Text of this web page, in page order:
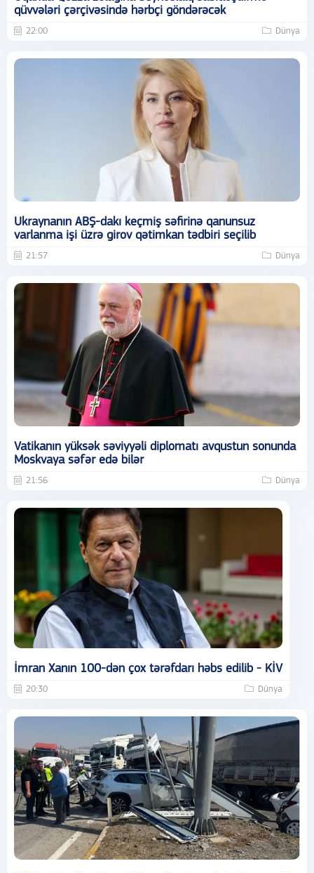
qüvvələri çərçivəsində hərbçi göndərəcək
22:00 Dünya
Ukraynanın ABŞ-dakı keçmiş səfirinə qanunsuz
varlanma işi üzrə girov qətimkan tədbiri seçilib
21:57 Dünya
Vatikanın yüksək səviyyəli diplomatı avqustun sonunda
Moskvaya səfər edə bilər
21:56 Dünya
İmran Xanın 100-dən çox tərəfdarı həbs edilib - KİV
20:30 Dünya